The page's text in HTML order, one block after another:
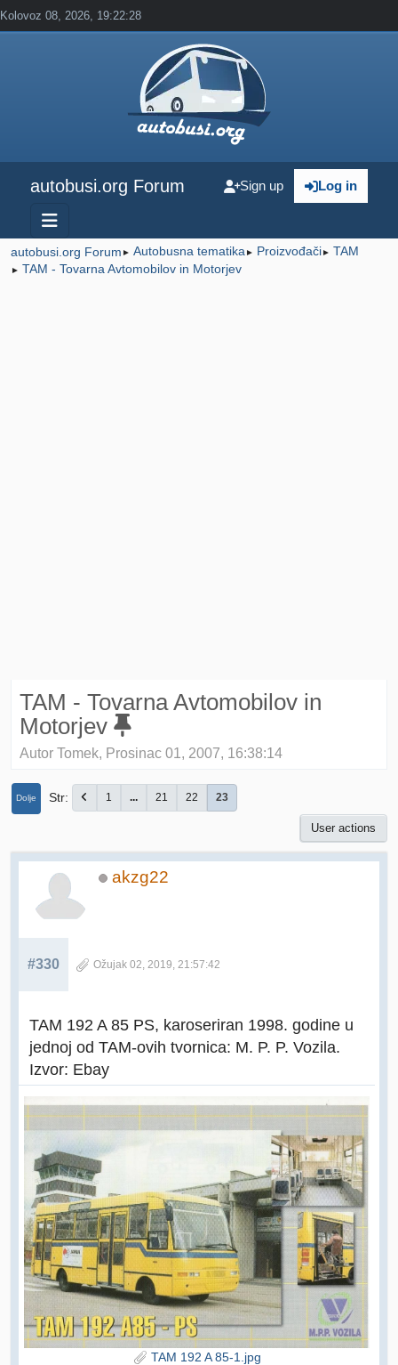
Kolovoz 08, 2026, 19:22:28
autobusi.org Forum Log in
Sign up
autobusi.org Forum ► Autobusna tematika ► Proizvođači► TAM
► TAM - Tovarna Avtomobilov in Motorjev
TAM - Tovarna Avtomobilov in
Motorjev
Autor Tomek, Prosinac 01, 2007, 16:38:14
Dolje Str 1 ... 21 22 23
User actions
akzg22
#330 Ožujak 02, 2019, 21:57:42
TAM 192 A 85 PS, karoseriran 1998. godine u
jednoj od TAM-ovih tvornica: M. P. P. Vozila.
Izvor: Ebay
TAM 192 A 85-1.jpg